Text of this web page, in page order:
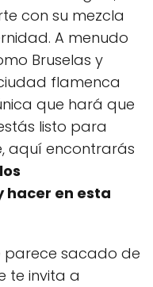
con su mezcla
A menudo
Bruselas y
flamenca
que hará que
listo para
aquí encontrarás
los
hacer en esta
parece sacado de
te invita a